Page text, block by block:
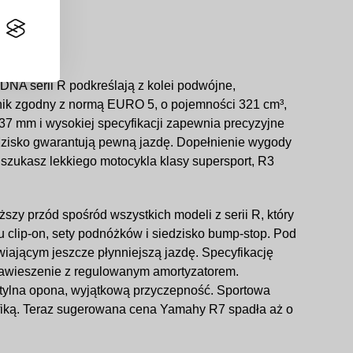
serii R podkreślają z kolei podwójne,
zgodny z normą EURO 5, o pojemności 321 cm³,
mm i wysokiej specyfikacji zapewnia precyzyjne
gwarantują pewną jazdę. Dopełnienie wygody
lekkiego motocykla klasy supersport, R3
przód spośród wszystkich modeli z serii R, który
on, sety podnóżków i siedzisko bump-stop. Pod
jeszcze płynniejszą jazdę. Specyfikację
z regulowanym amortyzatorem.
opona, wyjątkową przyczepność. Sportowa
Teraz sugerowana cena Yamahy R7 spadła aż o